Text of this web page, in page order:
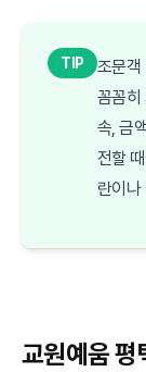
TIP
조문객
꼼꼼히
속, 금
전할
란이나
교원예움 평